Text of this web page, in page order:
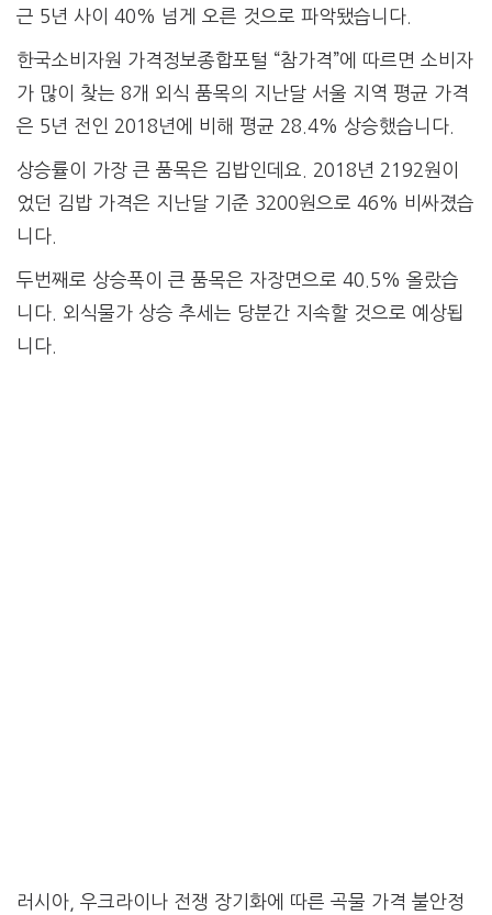
근 5년 사이 40% 넘게 오른 것으로 파악됐습니다.
한국소비자원 가격정보종합포털 “참가격”에 따르면 소비자
가 많이 찾는 8개 외식 품목의 지난달 서울 지역 평균 가격
은 5년 전인 2018년에 비해 평균 28.4% 상승했습니다.
상승률이 가장 큰 품목은 김밥인데요. 2018년 2192원이
었던 김밥 가격은 지난달 기준 3200원으로 46% 비싸졌습
니다.
두번째로 상승폭이 큰 품목은 자장면으로 40.5% 올랐습
니다. 외식물가 상승 추세는 당분간 지속할 것으로 예상됩
니다.
러시아, 우크라이나 전쟁 장기화에 따른 곡물 가격 불안정